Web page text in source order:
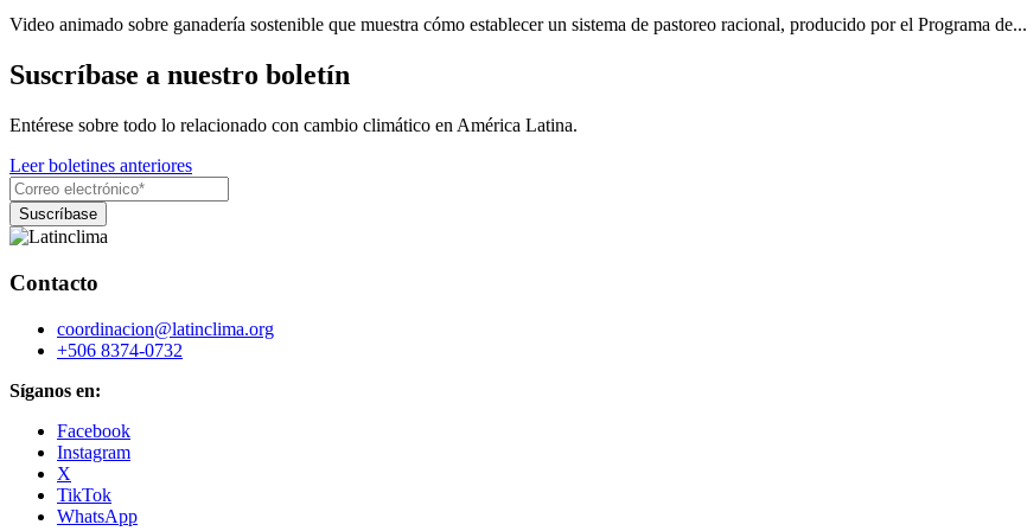
Video animado sobre ganadería sostenible que muestra cómo establecer un sistema de pastoreo racional, producido por el Programa de...
Suscríbase a nuestro boletín
Entérese sobre todo lo relacionado con cambio climático en América Latina.
Leer boletines anteriores
Contacto
coordinacion@latinclima.org
+506 8374-0732
Síganos en:
Facebook
Instagram
X
TikTok
WhatsApp